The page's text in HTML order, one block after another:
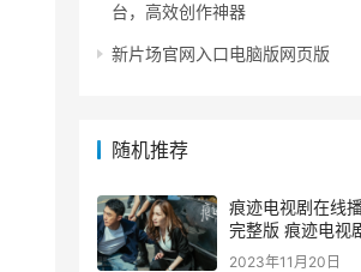
台，高效创作神器
新片场官网入口电脑版网页版
随机推荐
痕迹电视剧在线
完整版 痕迹电视
绍
2023年11月20日